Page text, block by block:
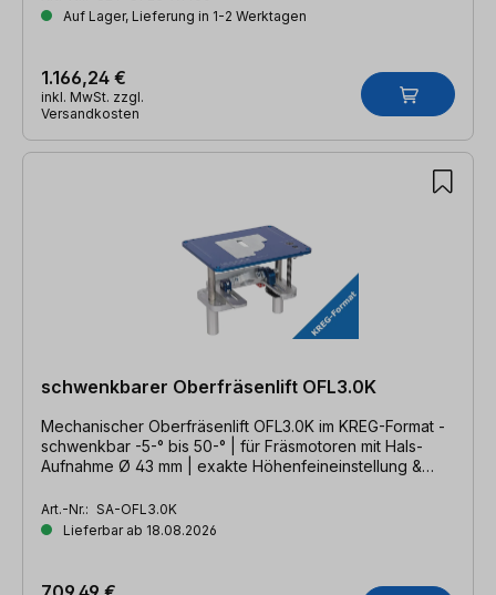
Auf Lager, Lieferung in 1-2 Werktagen
1.166,24 €
inkl. MwSt. zzgl.
Versandkosten
schwenkbarer Oberfräsenlift OFL3.0K
Mechanischer Oberfräsenlift OFL3.0K im KREG-Format -
schwenkbar -5-° bis 50-° | für Fräsmotoren mit Hals-
Aufnahme Ø 43 mm | exakte Höhenfeineinstellung &
Art.-Nr.: SA-OFL3.0K
Lieferbar ab 18.08.2026